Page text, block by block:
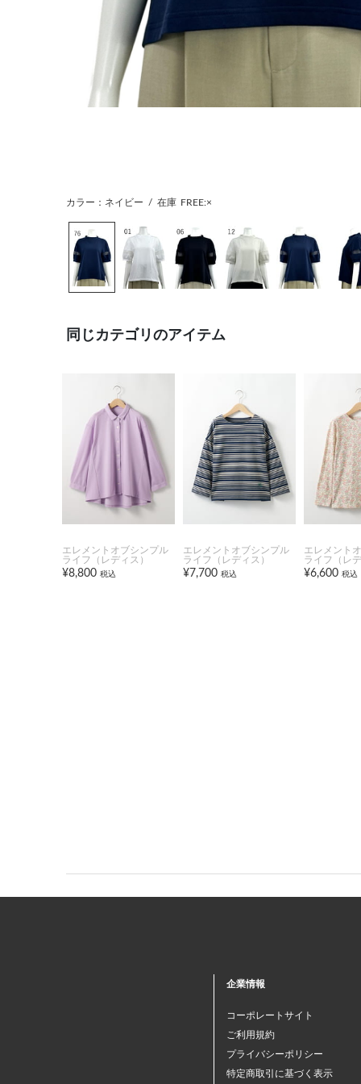
カラー：ネイビー / 在庫 FREE:×
同じカテゴリのアイテム
エレメントオブシンプル
ライフ（レディス）
¥8,800 税込
エレメントオブシンプル
ライフ（レディス）
¥7,700 税込
エレメント
ライフ（レ
¥6,600 税込
企業情報
コーポレートサイト
ご利用規約
プライバシーポリシー
特定商取引に基づく表示